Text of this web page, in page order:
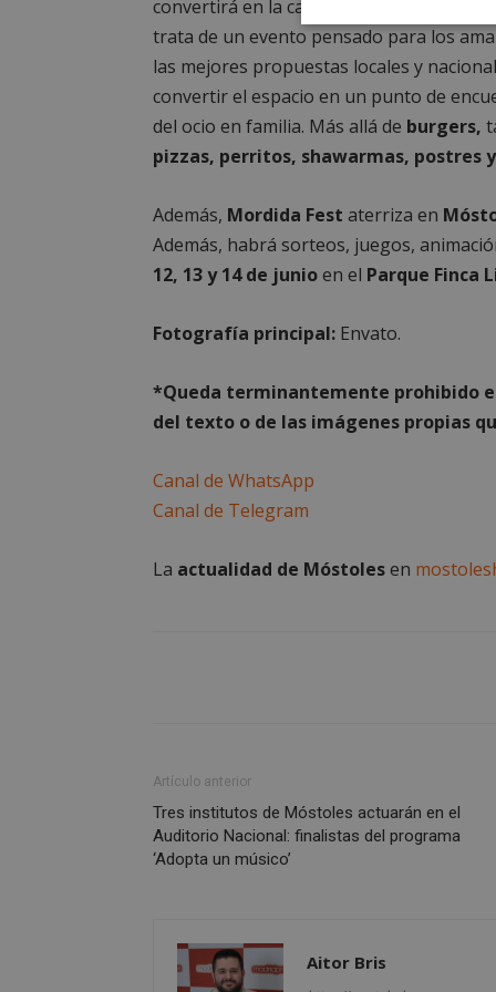
convertirá en la capital nacional de las
trata de un evento pensado para los
las mejores propuestas locales y
convertir el espacio en un punto de
del ocio en familia. Más allá de burgers,
pizzas, perritos, shawarmas, postres
Además, Mordida Fest aterriza en
Además, habrá sorteos, juegos,
12, 13 y 14 de junioen el Parque Finca
Fotografía principal: Envato.
*Queda terminantemente prohibido
del texto o de las imágenes propias
Canal de WhatsApp
Canal de Telegram
La actualidad de Móstolesen
Artículo anterior
Tres institutos de Móstoles actuarán en el
Auditorio Nacional: finalistas del programa
‘Adopta un músico’
Aitor Bris
Cookies
estrictamente
necesarias
Las cookies
__cf_bm
__cf_bm